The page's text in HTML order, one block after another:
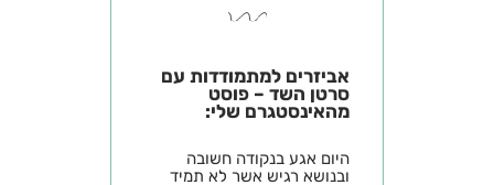
אביזרים למתמודדות עם
סרטן השד – פוסט
מהאינסטגרם שלי:
היום אגע בנקודה חשובה
ובנושא רגיש אשר לא תמיד